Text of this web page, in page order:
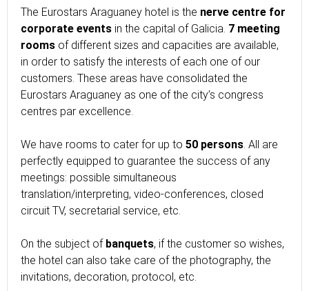
The Eurostars Araguaney hotel is the nerve centre for
corporate events in the capital of Galicia. 7 meeting
rooms of different sizes and capacities are available,
in order to satisfy the interests of each one of our
customers. These areas have consolidated the
Eurostars Araguaney as one of the city’s congress
centres par excellence.
We have rooms to cater for up to 50 persons. All are
perfectly equipped to guarantee the success of any
meetings: possible simultaneous
translation/interpreting, video-conferences, closed
circuit TV, secretarial service, etc.
On the subject of banquets, if the customer so wishes,
the hotel can also take care of the photography, the
invitations, decoration, protocol, etc.